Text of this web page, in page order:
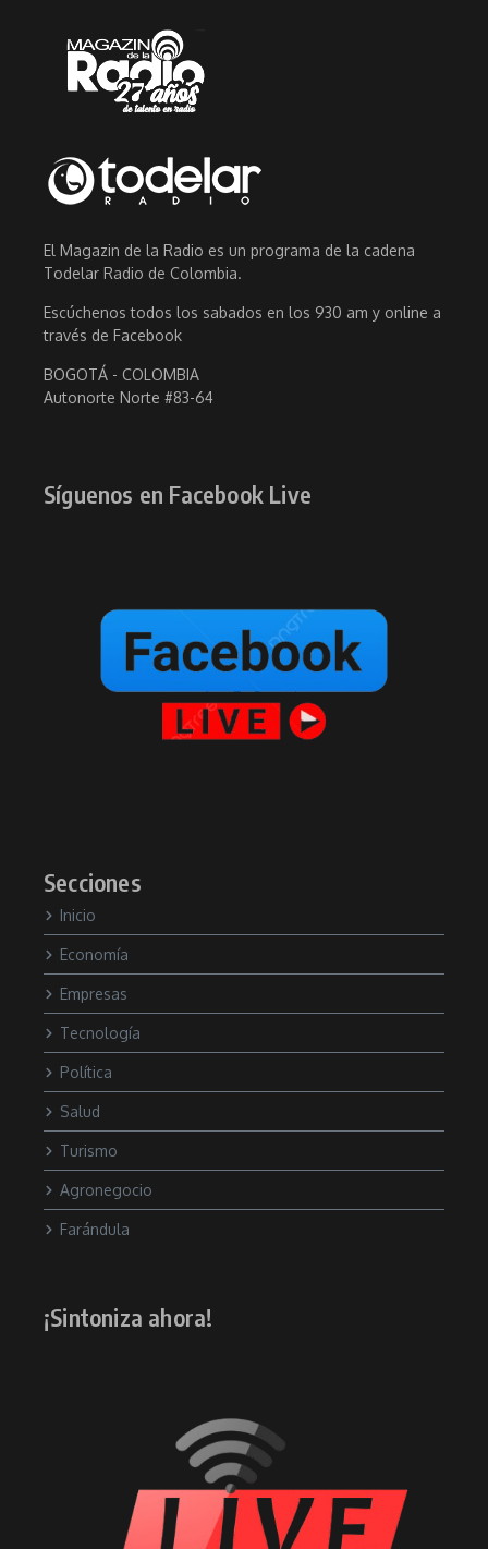
El Magazin de la Radio es un programa de la cadena
Todelar Radio de Colombia.
Escúchenos todos los sabados en los 930 am y online a
través de Facebook
BOGOTÁ - COLOMBIA
Autonorte Norte #83-64
Síguenos en Facebook Live
Secciones
Inicio
Economía
Empresas
Tecnología
Política
Salud
Turismo
Agronegocio
Farándula
¡Sintoniza ahora!